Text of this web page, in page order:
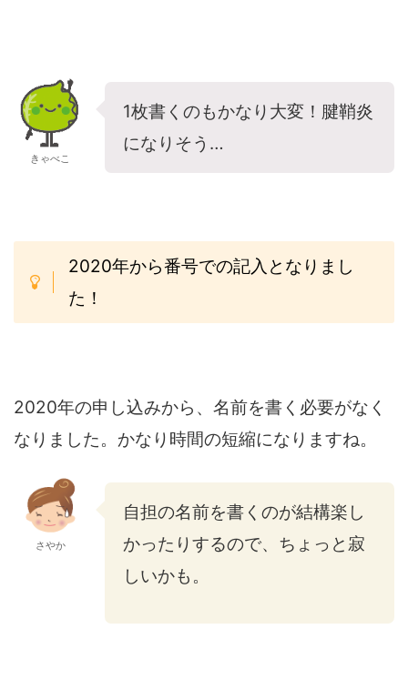
きゃべこ
1枚書くのもかなり大変！腱鞘炎
になりそう…
2020年から番号での記入となりまし
た！
2020年の申し込みから、名前を書く必要がなく
なりました。かなり時間の短縮になりますね。
さやか
自担の名前を書くのが結構楽し
かったりするので、ちょっと寂
しいかも。